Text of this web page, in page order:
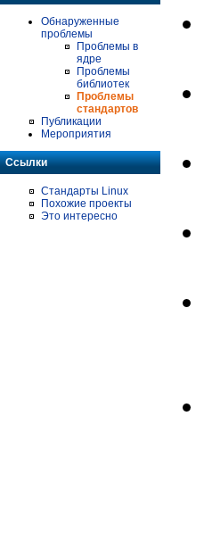
Обнаруженные
проблемы
Проблемы в
ядре
Проблемы
библиотек
Проблемы
стандартов
Публикации
Мероприятия
Ссылки
Стандарты Linux
Похожие проекты
Это интересно